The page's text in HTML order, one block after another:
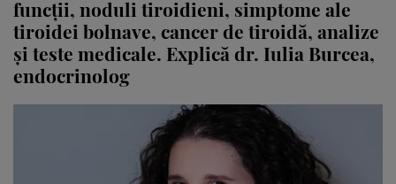
funcții, noduli tiroidieni, simptome ale
tiroidei bolnave, cancer de tiroidă, analize
și teste medicale. Explică dr. Iulia Burcea,
endocrinolog